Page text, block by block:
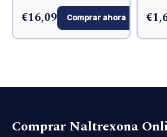
€16,09 Comprar ahora
Comprar Naltrexona